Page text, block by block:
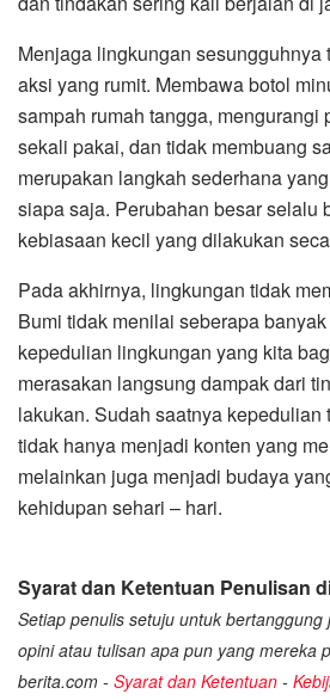
Menjaga lingkungan sesungguhnya
aksi yang rumit. Membawa botol
sampah rumah tangga, mengurangi
sekali pakai, dan tidak membuang
merupakan langkah sederhana
siapa saja. Perubahan besar selalu
kebiasaan kecil yang dilakukan
Pada akhirnya, lingkungan tidak
Bumi tidak menilai seberapa
kepedulian lingkungan yang kita
merasakan langsung dampak dari
lakukan. Sudah saatnya kepedulian
tidak hanya menjadi konten yang
melainkan juga menjadi budaya
kehidupan sehari – hari.
Syarat dan Ketentuan Penulisan
Setiap penulis setuju untuk bertanggung
opini atau tulisan apa pun yang mereka
berita.com - Syarat dan Ketentuan -